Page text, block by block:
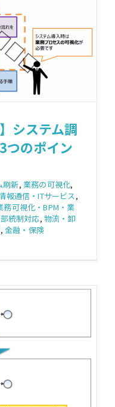
システム調
つのポイン
刷新, 業務の可視化,
報通信・ITサービス,
務可視化・BPM・業
統制対応,物流・卸
,金融・保険